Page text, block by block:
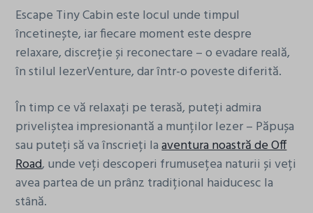
Escape Tiny Cabin este locul unde timpul
încetinește, iar fiecare moment este despre
relaxare, discreție și reconectare – o evadare reală,
în stilul IezerVenture, dar într-o poveste diferită.
În timp ce vă relaxați pe terasă, puteți admira
priveliștea impresionantă a munților Iezer – Păpușa
sau puteți să va înscrieți laaventura noastră de Off
Road, unde veți descoperi frumusețea naturii și veți
avea partea de un prânz tradițional haiducesc la
stână.